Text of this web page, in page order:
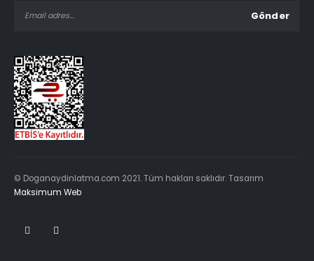
© Doganaydinlatma.com 2021. Tüm hakları saklıdır. Tasarım
Maksimum Web